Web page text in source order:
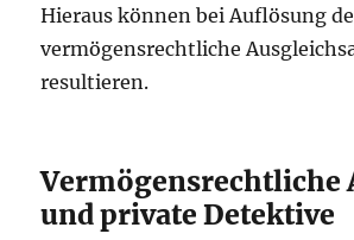
Hieraus können bei Auflösung
vermögensrechtliche
resultieren.
Vermögensrechtliche
und private Detektive